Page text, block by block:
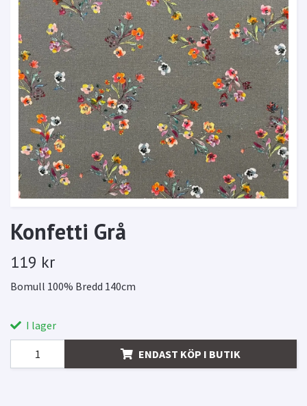
Konfetti Grå
119 kr
Bomull 100% Bredd 140cm
I lager
ENDAST KÖP I BUTIK